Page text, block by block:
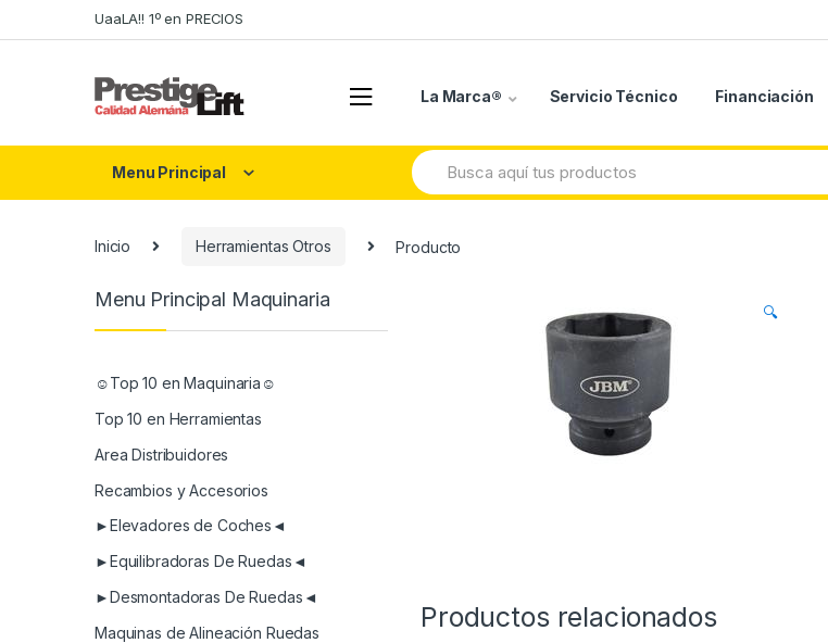
to
to
UaaLA!! 1º en PRECIOS
La Marca® Servicio Técnico Financiación
Menu Principal
Search
for:
Inicio Herramientas Otros Producto
🔍
Productos relacionados
Menu Principal Maquinaria
☺Top 10 en Maquinaria☺
Top 10 en Herramientas
Area Distribuidores
Recambios y Accesorios
►Elevadores de Coches◄
►Equilibradoras De Ruedas◄
►Desmontadoras De Ruedas◄
Maquinas de Alineación Ruedas